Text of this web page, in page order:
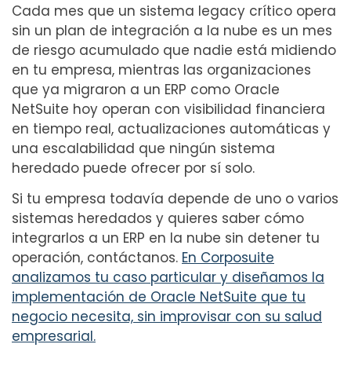
Cada mes que un sistema legacy crítico opera
sin un plan de integración a la nube es un mes
de riesgo acumulado que nadie está midiendo
en tu empresa, mientras las organizaciones
que ya migraron a un ERP como Oracle
NetSuite hoy operan con visibilidad financiera
en tiempo real, actualizaciones automáticas y
una escalabilidad que ningún sistema
heredado puede ofrecer por sí solo.
Si tu empresa todavía depende de uno o varios
sistemas heredados y quieres saber cómo
integrarlos a un ERP en la nube sin detener tu
operación, contáctanos. En Corposuite
analizamos tu caso particular y diseñamos la
implementación de Oracle NetSuite que tu
negocio necesita, sin improvisar con su salud
empresarial.